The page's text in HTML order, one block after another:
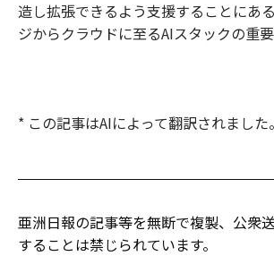
造し拡張できるよう支援することにあ
ジからクラウドに至るAIスタックの重要
* この記事はAIによって翻訳されました。
亜洲日報の記事等を無断で複製、公衆
することは禁じられています。